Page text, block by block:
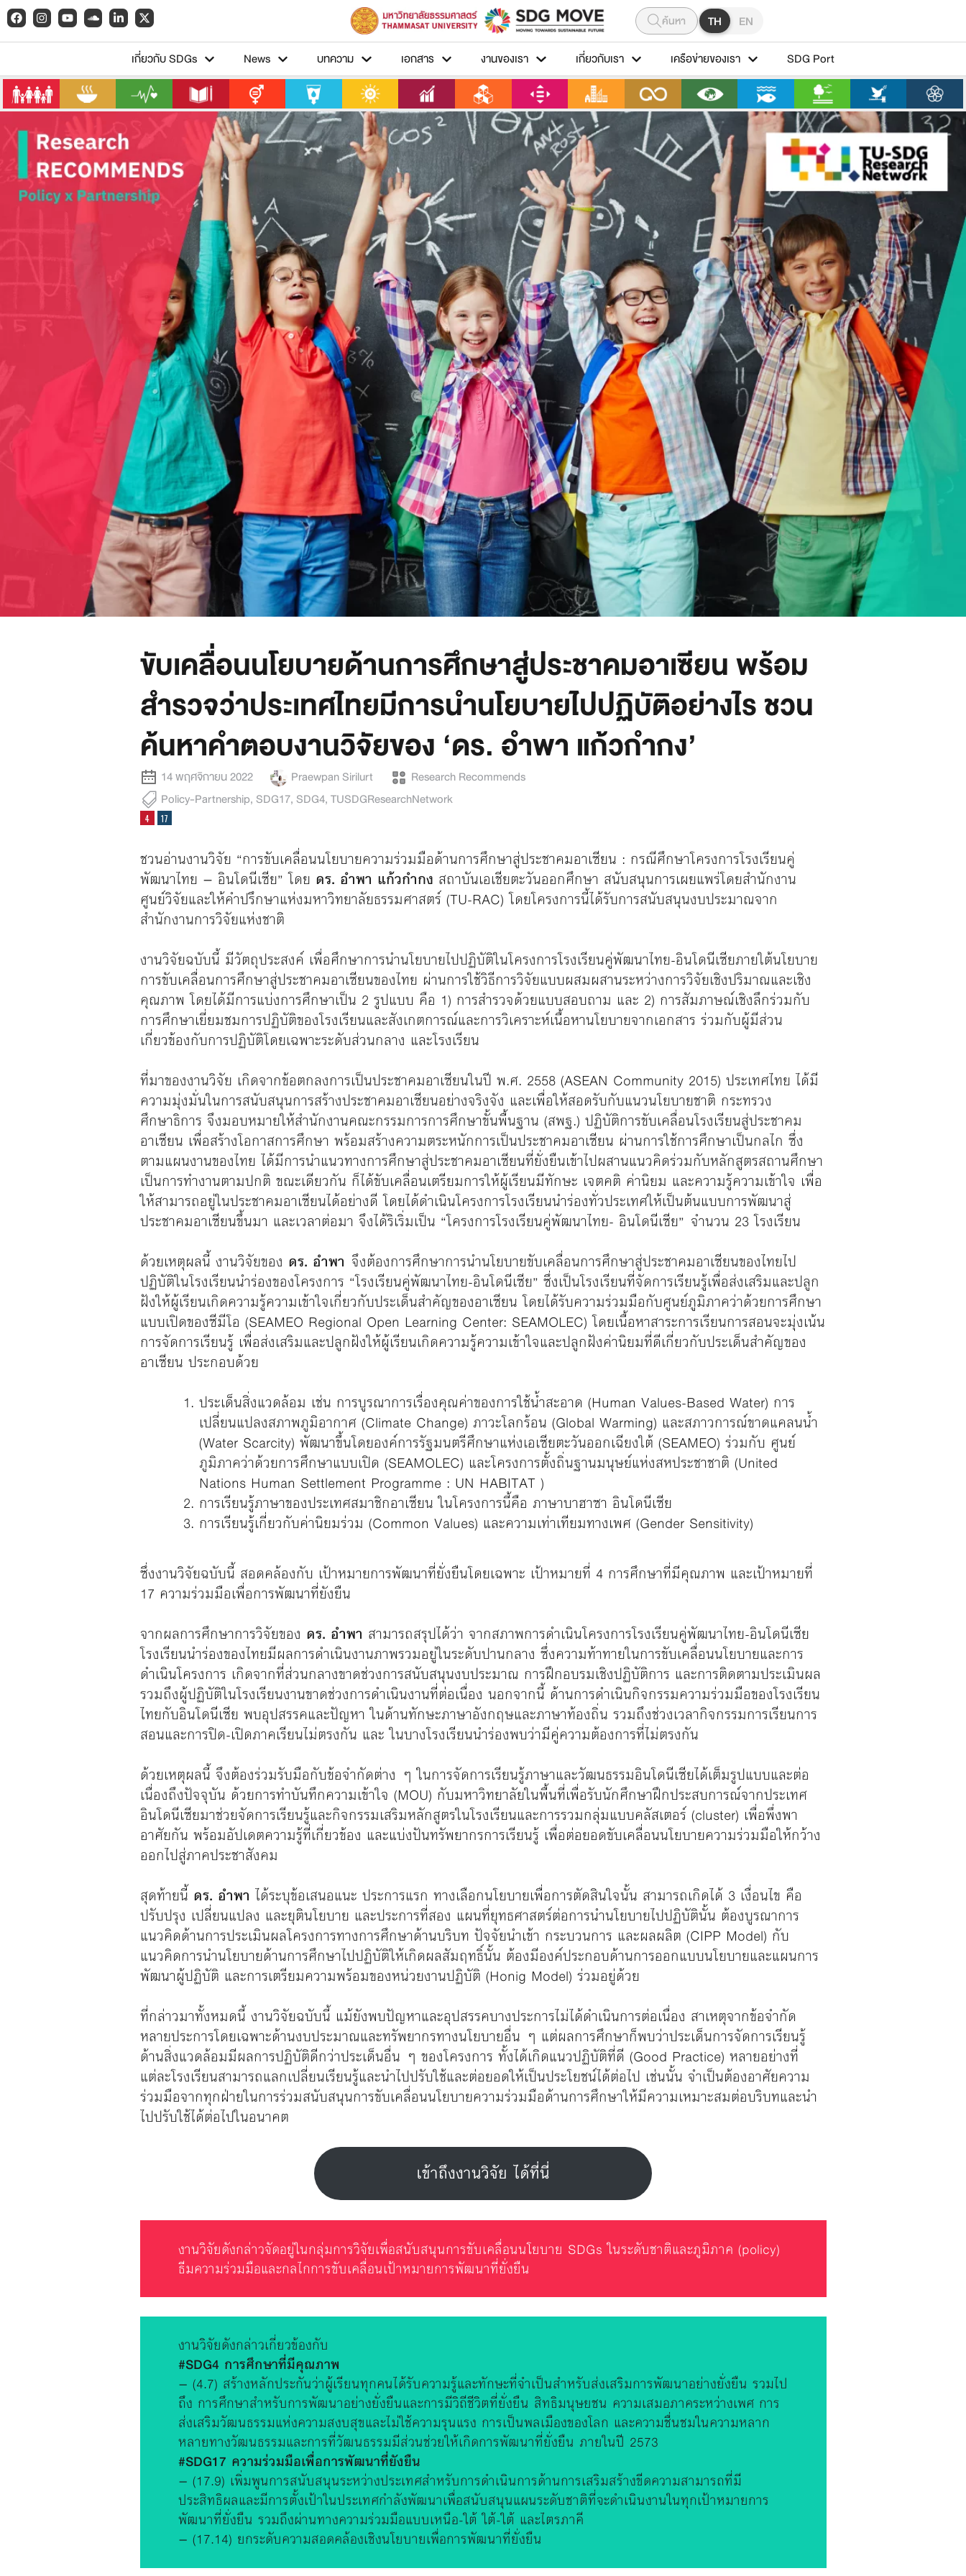
ค้นหา TH EN
เกี่ยวกับ SDGs News บทความ เอกสาร งานของเรา เกี่ยวกับเรา เครือข่ายของเรา SDG Port
ขับเคลื่อนนโยบายด้านการศึกษาสู่ประชาคมอาเซียน พร้อม
สำรวจว่าประเทศไทยมีการนำนโยบายไปปฏิบัติอย่างไร ชวน
ค้นหาคำตอบงานวิจัยของ ‘ดร. อำพา แก้วกำกง’
14 พฤศจิกายน 2022 Praewpan Sirilurt
Research Recommends
Policy-Partnership, SDG17, SDG4,TUSDGResearchNetwork
ชวนอ่านงานวิจัย “การขับเคลื่อนนโยบายความร่วมมือด้านการศึกษาสู่ประชาคมอาเซียน : กรณีศึกษาโครงการโรงเรียนคู่
พัฒนาไทย – อินโดนีเซีย” โดย ดร. อำพา แก้วกำกง สถาบันเอเชียตะวันออกศึกษา สนับสนุนการเผยแพร่โดยสำนักงาน
ศูนย์วิจัยและให้คำปรึกษาแห่งมหาวิทยาลัยธรรมศาสตร์ (TU-RAC) โดยโครงการนี้ได้รับการสนับสนุนงบประมาณจาก
สำนักงานการวิจัยแห่งชาติ
งานวิจัยฉบับนี้ มีวัตถุประสงค์ เพื่อศึกษาการนำนโยบายไปปฏิบัติในโครงการโรงเรียนคู่พัฒนาไทย-อินโดนีเซียภายใต้นโยบาย
การขับเคลื่อนการศึกษาสู่ประชาคมอาเซียนของไทย ผ่านการใช้วิธีการวิจัยแบบผสมผสานระหว่างการวิจัยเชิงปริมาณและเชิง
คุณภาพ โดยได้มีการแบ่งการศึกษาเป็น 2 รูปแบบ คือ 1) การสำรวจด้วยแบบสอบถาม และ 2) การสัมภาษณ์เชิงลึกร่วมกับ
การศึกษาเยี่ยมชมการปฏิบัติของโรงเรียนและสังเกตการณ์และการวิเคราะห์เนื้อหานโยบายจากเอกสาร ร่วมกับผู้มีส่วน
เกี่ยวข้องกับการปฏิบัติโดยเฉพาะระดับส่วนกลาง และโรงเรียน
ที่มาของงานวิจัย เกิดจากข้อตกลงการเป็นประชาคมอาเซียนในปี พ.ศ. 2558 (ASEAN Community 2015) ประเทศไทย ได้มี
ความมุ่งมั่นในการสนับสนุนการสร้างประชาคมอาเซียนอย่างจริงจัง และเพื่อให้สอดรับกับแนวนโยบายชาติ กระทรวง
ศึกษาธิการ จึงมอบหมายให้สำนักงานคณะกรรมการการศึกษาขั้นพื้นฐาน (สพฐ.) ปฏิบัติการขับเคลื่อนโรงเรียนสู่ประชาคม
อาเซียน เพื่อสร้างโอกาสการศึกษา พร้อมสร้างความตระหนักการเป็นประชาคมอาเซียน ผ่านการใช้การศึกษาเป็นกลไก ซึ่ง
ตามแผนงานของไทย ได้มีการนำแนวทางการศึกษาสู่ประชาคมอาเซียนที่ยั่งยืนเข้าไปผสานแนวคิดร่วมกับหลักสูตรสถานศึกษา
เป็นการทำงานตามปกติ ขณะเดียวกัน ก็ได้ขับเคลื่อนเตรียมการให้ผู้เรียนมีทักษะ เจตคติ ค่านิยม และความรู้ความเข้าใจ เพื่อ
ให้สามารถอยู่ในประชาคมอาเซียนได้อย่างดี โดยได้ดำเนินโครงการโรงเรียนนำร่องทั่วประเทศให้เป็นต้นแบบการพัฒนาสู่
ประชาคมอาเซียนขึ้นมา และเวลาต่อมา จึงได้ริเริ่มเป็น “โครงการโรงเรียนคู่พัฒนาไทย- อินโดนีเซีย” จำนวน 23 โรงเรียน
ด้วยเหตุผลนี้ งานวิจัยของ ดร. อำพา จึงต้องการศึกษาการนำนโยบายขับเคลื่อนการศึกษาสู่ประชาคมอาเซียนของไทยไป
ปฏิบัติในโรงเรียนนำร่องของโครงการ “โรงเรียนคู่พัฒนาไทย-อินโดนีเซีย” ซึ่งเป็นโรงเรียนที่จัดการเรียนรู้เพื่อส่งเสริมและปลูก
ฝังให้ผู้เรียนเกิดความรู้ความเข้าใจเกี่ยวกับประเด็นสำคัญของอาเซียน โดยได้รับความร่วมมือกับศูนย์ภูมิภาคว่าด้วยการศึกษา
แบบเปิดของซีมีโอ (SEAMEO Regional Open Learning Center: SEAMOLEC) โดยเนื้อหาสาระการเรียนการสอนจะมุ่งเน้น
การจัดการเรียนรู้ เพื่อส่งเสริมและปลูกฝังให้ผู้เรียนเกิดความรู้ความเข้าใจและปลูกฝังค่านิยมที่ดีเกี่ยวกับประเด็นสำคัญของ
อาเซียน ประกอบด้วย
ประเด็นสิ่งแวดล้อม เช่น การบูรณาการเรื่องคุณค่าของการใช้น้ำสะอาด (Human Values-Based Water) การ
เปลี่ยนแปลงสภาพภูมิอากาศ (Climate Change) ภาวะโลกร้อน (Global Warming) และสภาวการณ์ขาดแคลนน้ำ
(Water Scarcity) พัฒนาขึ้นโดยองค์การรัฐมนตรีศึกษาแห่งเอเซียตะวันออกเฉียงใต้ (SEAMEO) ร่วมกับ ศูนย์
ภูมิภาคว่าด้วยการศึกษาแบบเปิด (SEAMOLEC) และโครงการตั้งถิ่นฐานมนุษย์แห่งสหประชาชาติ (United
Nations Human Settlement Programme : UN HABITAT )
การเรียนรู้ภาษาของประเทศสมาชิกอาเซียน ในโครงการนี้คือ ภาษาบาฮาซา อินโดนีเซีย
การเรียนรู้เกี่ยวกับค่านิยมร่วม (Common Values) และความเท่าเทียมทางเพศ (Gender Sensitivity)
ซึ่งงานวิจัยฉบับนี้ สอดคล้องกับ เป้าหมายการพัฒนาที่ยั่งยืนโดยเฉพาะ เป้าหมายที่ 4 การศึกษาที่มีคุณภาพ และเป้าหมายที่
17 ความร่วมมือเพื่อการพัฒนาที่ยังยืน
จากผลการศึกษาการวิจัยของ ดร. อำพา สามารถสรุปได้ว่า จากสภาพการดำเนินโครงการโรงเรียนคู่พัฒนาไทย-อินโดนีเซีย
โรงเรียนนำร่องของไทยมีผลการดำเนินงานภาพรวมอยู่ในระดับปานกลาง ซึ่งความท้าทายในการขับเคลื่อนนโยบายและการ
ดำเนินโครงการ เกิดจากที่ส่วนกลางขาดช่วงการสนับสนุนงบประมาณ การฝึกอบรมเชิงปฏิบัติการ และการติดตามประเมินผล
รวมถึงผู้ปฏิบัติในโรงเรียนงานขาดช่วงการดำเนินงานที่ต่อเนื่อง นอกจากนี้ ด้านการดำเนินกิจกรรมความร่วมมือของโรงเรียน
ไทยกับอินโดนีเซีย พบอุปสรรคและปัญหา ในด้านทักษะภาษาอังกฤษและภาษาท้องถิ่น รวมถึงช่วงเวลากิจกรรมการเรียนการ
สอนและการปิด-เปิดภาคเรียนไม่ตรงกัน และ ในบางโรงเรียนนำร่องพบว่ามีคู่ความต้องการที่ไม่ตรงกัน
ด้วยเหตุผลนี้ จึงต้องร่วมรับมือกับข้อจำกัดต่าง ๆ ในการจัดการเรียนรู้ภาษาและวัฒนธรรมอินโดนีเซียได้เต็มรูปแบบและต่อ
เนื่องถึงปัจจุบัน ด้วยการทำบันทึกความเข้าใจ (MOU) กับมหาวิทยาลัยในพื้นที่เพื่อรับนักศึกษาฝึกประสบการณ์จากประเทศ
อินโดนีเซียมาช่วยจัดการเรียนรู้และกิจกรรมเสริมหลักสูตรในโรงเรียนและการรวมกลุ่มแบบคลัสเตอร์ (cluster) เพื่อพึ่งพา
อาศัยกัน พร้อมอัปเดตความรู้ที่เกี่ยวข้อง และแบ่งปันทรัพยากรการเรียนรู้ เพื่อต่อยอดขับเคลื่อนนโยบายความร่วมมือให้กว้าง
ออกไปสู่ภาคประชาสังคม
สุดท้ายนี้ ดร. อำพา ได้ระบุข้อเสนอแนะ ประการแรก ทางเลือกนโยบายเพื่อการตัดสินใจนั้น สามารถเกิดได้ 3 เงื่อนไข คือ
ปรับปรุง เปลี่ยนแปลง และยุตินโยบาย และประการที่สอง แผนที่ยุทธศาสตร์ต่อการนำนโยบายไปปฏิบัตินั้น ต้องบูรณาการ
แนวคิดด้านการประเมินผลโครงการทางการศึกษาด้านบริบท ปัจจัยนำเข้า กระบวนการ และผลผลิต (CIPP Model) กับ
แนวคิดการนำนโยบายด้านการศึกษาไปปฏิบัติให้เกิดผลสัมฤทธิ์นั้น ต้องมีองค์ประกอบด้านการออกแบบนโยบายและแผนการ
พัฒนาผู้ปฏิบัติ และการเตรียมความพร้อมของหน่วยงานปฏิบัติ (Honig Model) ร่วมอยู่ด้วย
ที่กล่าวมาทั้งหมดนี้ งานวิจัยฉบับนี้ แม้ยังพบปัญหาและอุปสรรคบางประการไม่ได้ดำเนินการต่อเนื่อง สาเหตุจากข้อจำกัด
หลายประการโดยเฉพาะด้านงบประมาณและทรัพยากรทางนโยบายอื่น ๆ แต่ผลการศึกษาก็พบว่าประเด็นการจัดการเรียนรู้
ด้านสิ่งแวดล้อมมีผลการปฏิบัติดีกว่าประเด็นอื่น ๆ ของโครงการ ทั้งได้เกิดแนวปฏิบัติที่ดี (Good Practice) หลายอย่างที่
แต่ละโรงเรียนสามารถแลกเปลี่ยนเรียนรู้และนำไปปรับใช้และต่อยอดให้เป็นประโยชน์ได้ต่อไป เช่นนั้น จำเป็นต้องอาศัยความ
ร่วมมือจากทุกฝ่ายในการร่วมสนับสนุนการขับเคลื่อนนโยบายความร่วมมือด้านการศึกษาให้มีความเหมาะสมต่อบริบทและนำ
ไปปรับใช้ได้ต่อไปในอนาคต
เข้าถึงงานวิจัย ได้ที่นี่
งานวิจัยดังกล่าวจัดอยู่ในกลุ่มการวิจัยเพื่อสนับสนุนการขับเคลื่อนนโยบาย SDGs ในระดับชาติและภูมิภาค (policy)
ธีมความร่วมมือและกลไกการขับเคลื่อนเป้าหมายการพัฒนาที่ยั่งยืน
งานวิจัยดังกล่าวเกี่ยวข้องกับ
#SDG4 การศึกษาที่มีคุณภาพ
– (4.7) สร้างหลักประกันว่าผู้เรียนทุกคนได้รับความรู้และทักษะที่จำเป็นสำหรับส่งเสริมการพัฒนาอย่างยั่งยืน รวมไป
ถึง การศึกษาสำหรับการพัฒนาอย่างยั่งยืนและการมีวิถีชีวิตที่ยั่งยืน สิทธิมนุษยชน ความเสมอภาคระหว่างเพศ การ
ส่งเสริมวัฒนธรรมแห่งความสงบสุขและไม่ใช้ความรุนแรง การเป็นพลเมืองของโลก และความชื่นชมในความหลาก
หลายทางวัฒนธรรมและการที่วัฒนธรรมมีส่วนช่วยให้เกิดการพัฒนาที่ยั่งยืน ภายในปี 2573
#SDG17 ความร่วมมือเพื่อการพัฒนาที่ยังยืน
– (17.9) เพิ่มพูนการสนับสนุนระหว่างประเทศสำหรับการดำเนินการด้านการเสริมสร้างขีดความสามารถที่มี
ประสิทธิผลและมีการตั้งเป้าในประเทศกำลังพัฒนาเพื่อสนับสนุนแผนระดับชาติที่จะดำเนินงานในทุกเป้าหมายการ
พัฒนาที่ยั่งยืน รวมถึงผ่านทางความร่วมมือแบบเหนือ-ใต้ ใต้-ใต้ และไตรภาคี
– (17.14) ยกระดับความสอดคล้องเชิงนโยบายเพื่อการพัฒนาที่ยั่งยืน